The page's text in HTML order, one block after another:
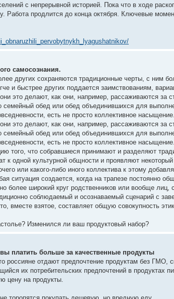
с непрерывной историей. Пока что в ходе
Работа продлится до конца октября. Ключевые
самосознания.
других сохраняются традиционные черты, с ним
и быстрее других поддается заимствованиям,
это делают, как они, например, рассаживаются за
семейный обед или обед объединившихся для
есть не просто коллективное насыщение.
это делают, как они, например, рассаживаются за
семейный обед или обед объединившихся для
есть не просто коллективное
того, что собравшиеся принимают и разделяют
к одной культурной общности и проявляют
или какого-либо иного коллектива к этому
ситуация создается, когда на трапезе постоянно
более широкий круг родственников или вообще
соблюдаемый и осознаваемый сценарий с
вместе взятое, составляет общую совокупность
Изменился ли ваш продуктовый набор?
платить больше за качественные продукты
отдают предпочтение продуктам без ГМО,
их потребительских предпочтений в продуктах
цену на продукты.